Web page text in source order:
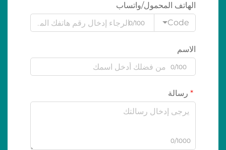
الهاتف المحمول/واتساب
Code
0/100
الاسم
0/100
رسالة
0/1000